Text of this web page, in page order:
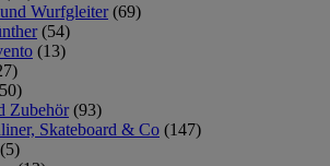
Wurfgleiter (69)
(54)
(13)
Zubehör (93)
Skateboard & Co (147)
(5)